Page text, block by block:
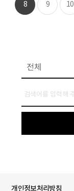
8 9 10
개인정보처리방침